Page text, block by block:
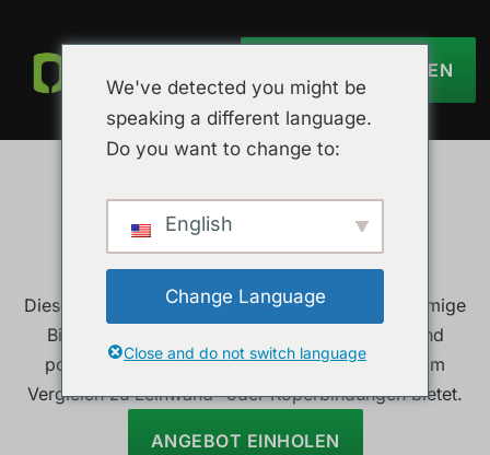
ANGEBOT EINHOLEN
Rosa Diamant-
Kohlefaser
Dieses Muster zeichnet sich durch eine rautenförmige
Bindung aus, die ein einzigartiges Aussehen und
potenziell andere mechanische Eigenschaften im
Vergleich zu Leinwand- oder Köperbindungen bietet.
ANGEBOT EINHOLEN
We've detected you might be
speaking a different language.
Do you want to change to:
English
Change Language
Close and do not switch language